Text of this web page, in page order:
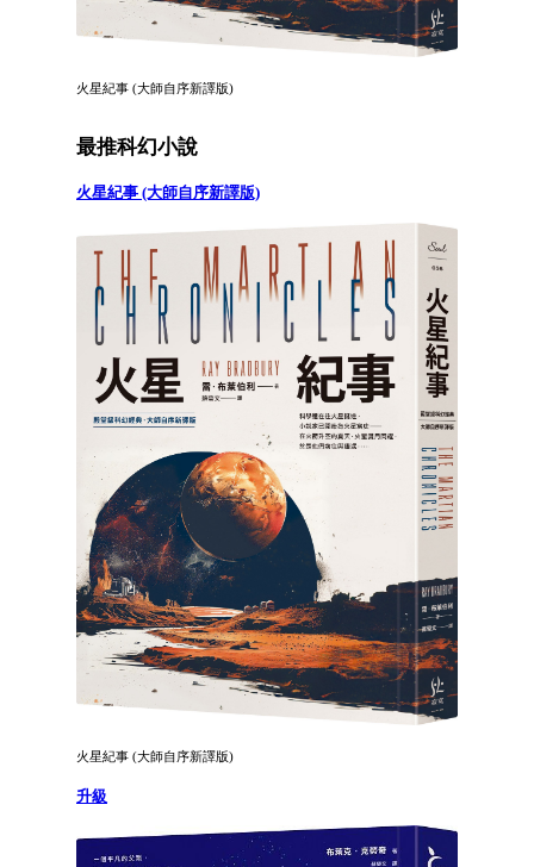
火星紀事 (大師自序新譯版)
最推科幻小說
火星紀事 (大師自序新譯版)
火星紀事 (大師自序新譯版)
升級